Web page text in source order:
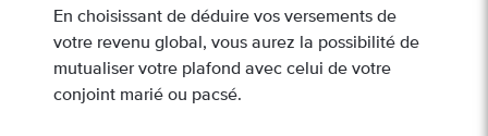
En choisissant de déduire vos versements de
votre revenu global, vous aurez la possibilité de
mutualiser votre plafond avec celui de votre
conjoint marié ou pacsé.